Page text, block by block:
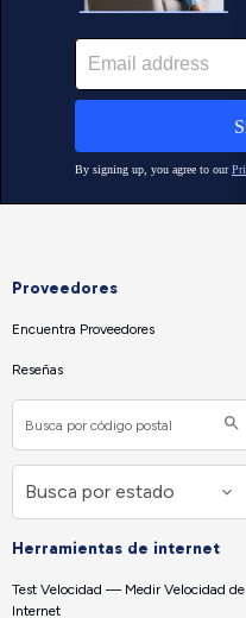
Proveedores
Encuentra Proveedores
Reseñas
Herramientas de internet
Test Velocidad — Medir Velocidad de
Internet